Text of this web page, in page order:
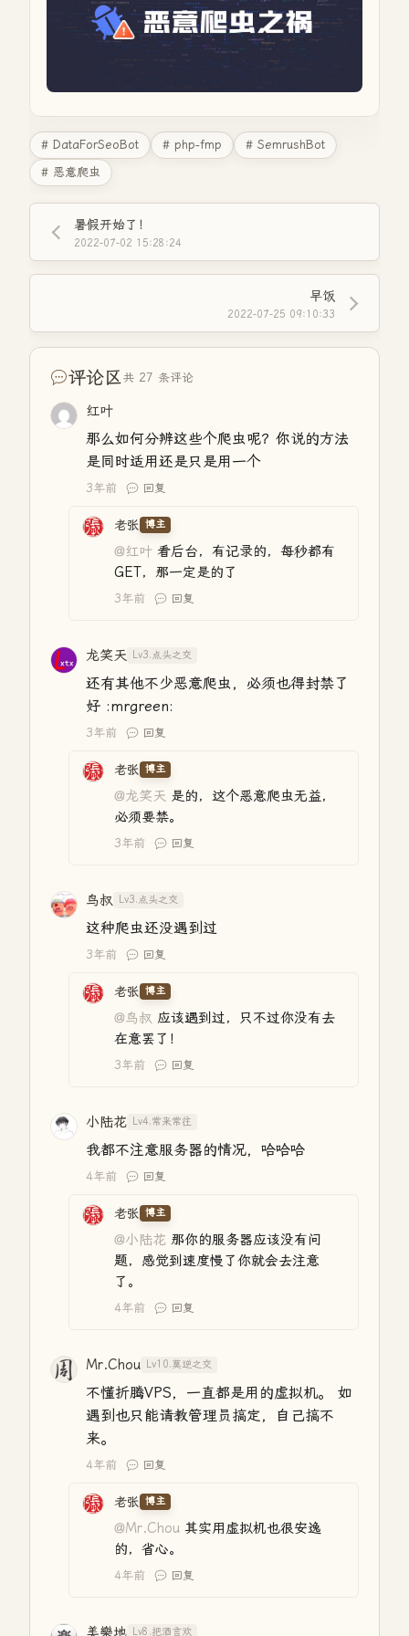
# DataForSeoBot # php-fmp
# SemrushBot
# 恶意爬虫
暑假开始了！
2022-07-02 15:28:24
早饭
2022-07-25 09:10:33
评论区共 27 条评论
红叶
那么如何分辨这些个爬虫呢？你说的方法
是同时适用还是只是用一个
3年前 回复
老张 博主
@红叶 看后台，有记录的，每秒都有
GET，那一定是的了
3年前 回复
龙笑天 Lv3.点头之交
还有其他不少恶意爬虫，必须也得封禁了
好 :mrgreen:
3年前 回复
老张 博主
@龙笑天 是的，这个恶意爬虫无益，
必须要禁。
3年前 回复
鸟叔 Lv3.点头之交
这种爬虫还没遇到过
3年前 回复
老张 博主
@鸟叔 应该遇到过，只不过你没有去
在意罢了！
3年前 回复
小陆花 Lv4.常来常往
我都不注意服务器的情况，哈哈哈
4年前 回复
老张 博主
@小陆花 那你的服务器应该没有问
题，感觉到速度慢了你就会去注意
了。
4年前 回复
Mr.Chou Lv10.莫逆之交
不懂折腾VPS，一直都是用的虚拟机。 如
遇到也只能请教管理员搞定，自己搞不
来。
4年前 回复
老张 博主
@Mr.Chou 其实用虚拟机也很安逸
的，省心。
4年前 回复
美樂地 Lv8.把酒言欢